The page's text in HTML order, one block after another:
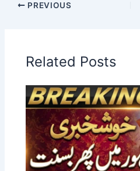
PREVIOUS
Related Posts